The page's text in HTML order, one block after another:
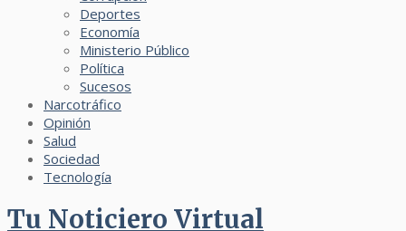
Deportes
Economía
Ministerio Público
Política
Sucesos
Narcotráfico
Opinión
Salud
Sociedad
Tecnología
Tu Noticiero Virtual